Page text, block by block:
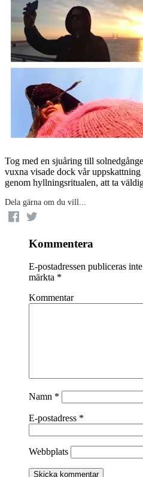
Tog med en sjuåring till
vuxna visade dock vår uppskattning
genom hyllningsritualen, att ta
Dela gärna om du vill...
Kommentera
E-postadressen publiceras
märkta *
Kommentar
Namn *
E-postadress *
Webbplats